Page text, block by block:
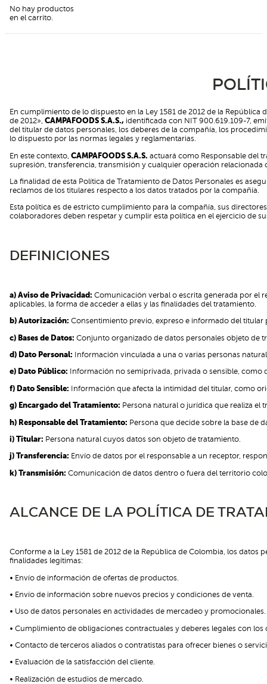
No hay productos
en el carrito.
En cumplimiento de lo dispuesto en la Ley 1581 de 2012 de la República
de 2012», CAMPAFOODS S.A.S., identificada con NIT 900.619.109-7,
del titular de datos personales, los deberes de la compañía, los
lo dispuesto por las normas legales y reglamentarias.
En este contexto, CAMPAFOODS S.A.S. actuará como Responsable del
supresión, transferencia, transmisión y cualquier operación
La finalidad de esta Política de Tratamiento de Datos Personales es
reclamos de los titulares respecto a los datos tratados por la compañía.
Esta política es de estricto cumplimiento para la compañía, sus
colaboradores deben respetar y cumplir esta política en el ejercicio de
DEFINICIONES
a) Aviso de Privacidad: Comunicación verbal o escrita generada por el
aplicables, la forma de acceder a ellas y las finalidades del tratamiento.
b) Autorización: Consentimiento previo, expreso e informado del titular
c) Bases de Datos: Conjunto organizado de datos personales objeto de
d) Dato Personal: Información vinculada a una o varias personas
e) Dato Público: Información no semiprivada, privada o sensible,
f) Dato Sensible: Información que afecta la intimidad del titular, como
g) Encargado del Tratamiento: Persona natural o jurídica que realiza el
h) Responsable del Tratamiento: Persona que decide sobre la base de
i) Titular: Persona natural cuyos datos son objeto de tratamiento.
j) Transferencia: Envío de datos por el responsable a un receptor,
k) Transmisión: Comunicación de datos dentro o fuera del territorio
ALCANCE DE LA POLÍTICA DE
Conforme a la Ley 1581 de 2012 de la República de Colombia, los datos
finalidades legítimas:
• Envío de información de ofertas de productos.
• Envío de información sobre nuevos precios y condiciones de venta.
• Uso de datos personales en actividades de mercadeo y promocionales.
• Cumplimiento de obligaciones contractuales y deberes legales con
• Contacto de terceros aliados o contratistas para ofrecer bienes o
• Evaluación de la satisfacción del cliente.
• Realización de estudios de mercado.